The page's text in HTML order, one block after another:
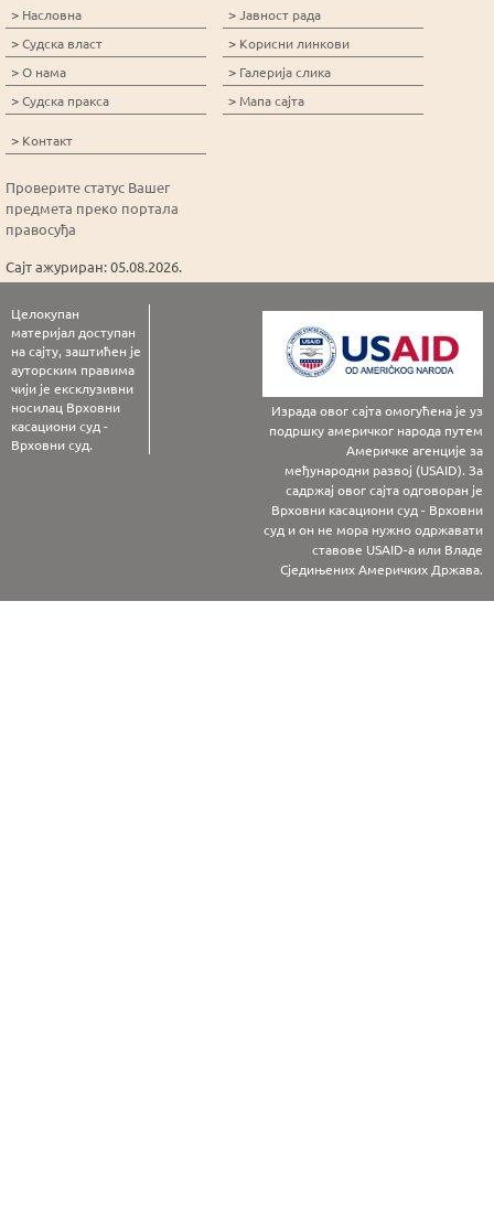
> Насловна
>Судска власт
>О нама
>Судска пракса
>Јавност рада
> Корисни линкови
> Галерија слика
> Мапа сајта
> Контакт
Проверите статус Вашег
предмета преко портала
правосуђа
Сајт ажуриран: 05.08.2026.
Целокупан
материјал доступан
на сајту, заштићен је
ауторским правима
чији је ексклузивни
носилац Врховни
касациони суд -
Врховни суд.
Израда овог сајта омогућена је уз
подршку америчког народа путем
Америчке агенције за
међународни развој (USAID). За
садржај овог сајта одговоран је
Врховни касациони суд - Врховни
суд и он не мора нужно одржавати
ставове USAID-а или Владе
Сједињених Америчких Држава.